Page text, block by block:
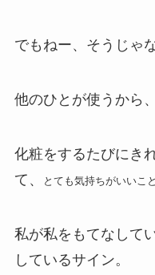
でもねー、そうじゃ
他のひとが使うから
化粧をするたびにき
て、
とても気持ちがいいこ
私が私をもてなして
しているサイン。